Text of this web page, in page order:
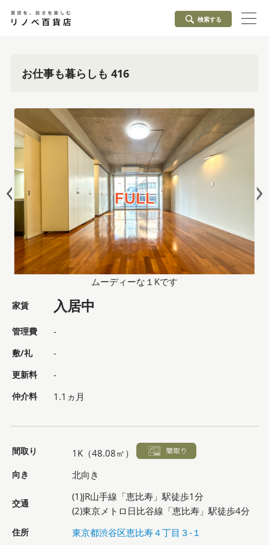
検索する
お仕事も暮らしも 416
ムーディーな１Kです
家賃 入居中
管理費 -
敷/礼 -
更新料 -
仲介料 1.1ヵ月
間取り 1K（48.08㎡）
向き 北向き
交通
(1)JR山手線「恵比寿」駅徒歩1分
(2)東京メトロ日比谷線「恵比寿」駅徒歩4分
住所 東京都渋谷区恵比寿４丁目３-１